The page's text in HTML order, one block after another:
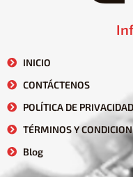
INICIO
CONTÁCTENOS
POLÍTICA DE PRIVACIDAD
TÉRMINOS Y
Blog